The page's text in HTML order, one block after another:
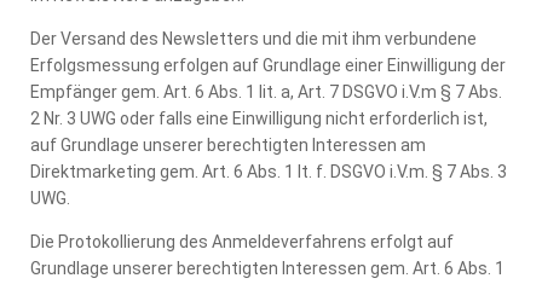
Der Versand des Newsletters und die mit ihm verbundene
Erfolgsmessung erfolgen auf Grundlage einer Einwilligung der
Empfänger gem. Art. 6 Abs. 1 lit. a, Art. 7 DSGVO i.V.m § 7 Abs.
2 Nr. 3 UWG oder falls eine Einwilligung nicht erforderlich ist,
auf Grundlage unserer berechtigten Interessen am
Direktmarketing gem. Art. 6 Abs. 1 lt. f. DSGVO i.V.m. § 7 Abs. 3
UWG.
Die Protokollierung des Anmeldeverfahrens erfolgt auf
Grundlage unserer berechtigten Interessen gem. Art. 6 Abs. 1